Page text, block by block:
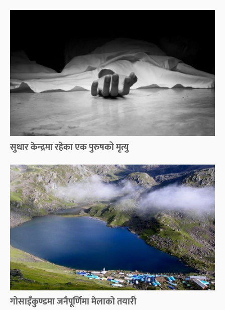
सुधार केन्द्रमा रहेका एक पुरुषको मृत्यु
गोसाइँकुण्डमा जनैपूर्णिमा मेलाको तयारी